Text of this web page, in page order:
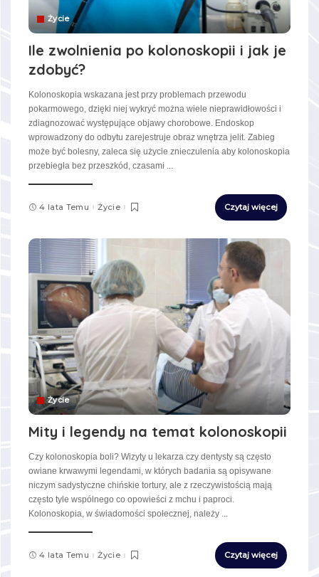
Życie
Ile zwolnienia po kolonoskopii i jak je
zdobyć?
Kolonoskopia wskazana jest przy problemach przewodu
pokarmowego, dzięki niej wykryć można wiele nieprawidłowości i
zdiagnozować występujące objawy chorobowe. Endoskop
wprowadzony do odbytu zarejestruje obraz wnętrza jelit. Zabieg
może być bolesny, zaleca się użycie znieczulenia aby kolonoskopia
przebiegła bez przeszkód, czasami ...
4 lata Temu Życie Czytaj więcej
Życie
Mity i legendy na temat kolonoskopii
Czy kolonoskopia boli? Wizyty u lekarza czy dentysty są często
owiane krwawymi legendami, w których badania są opisywane
niczym sadystyczne chińskie tortury, ale z rzeczywistością mają
często tyle wspólnego co opowieści z mchu i paproci.
Kolonoskopia, w świadomości społecznej, należy ...
4 lata Temu Życie Czytaj więcej